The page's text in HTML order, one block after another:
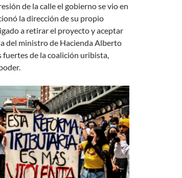
de la calle el gobierno se vio en
la dirección de su propio
a retirar el proyecto y aceptar
del ministro de Hacienda Alberto
de la coalición uribista,